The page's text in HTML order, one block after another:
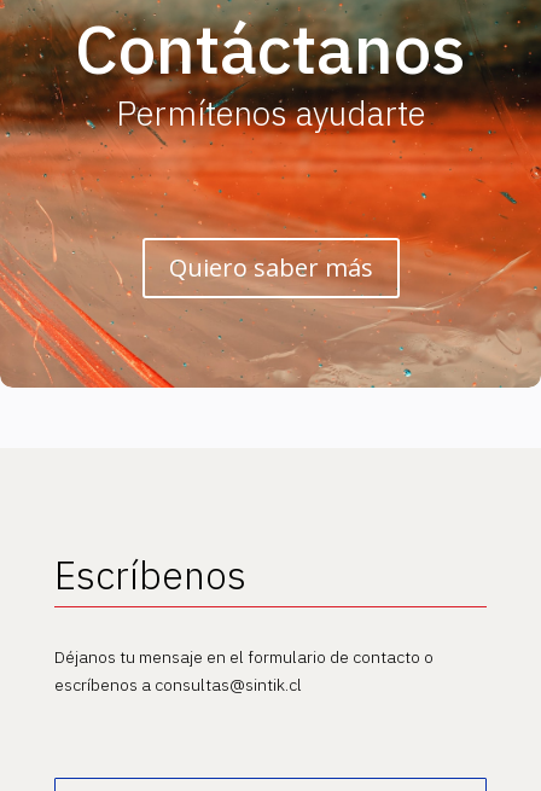
Contáctanos
Permítenos ayudarte
Quiero saber más
Escríbenos
Déjanos tu mensaje en el formulario de contacto o
escríbenos a consultas@sintik.cl